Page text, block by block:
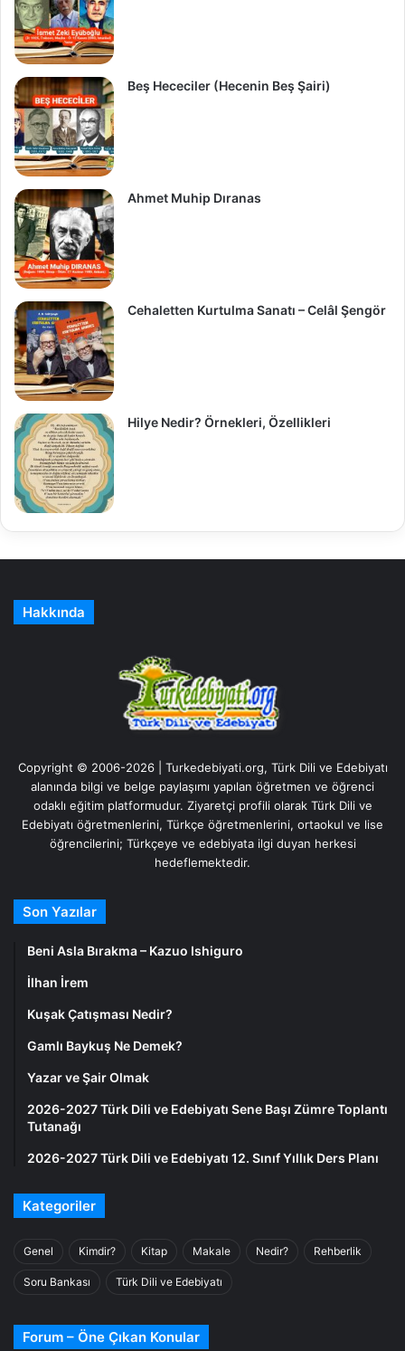
Beş Hececiler (Hecenin Beş Şairi)
Ahmet Muhip Dıranas
Cehaletten Kurtulma Sanatı – Celâl Şengör
Hilye Nedir? Örnekleri, Özellikleri
Hakkında
Copyright © 2006-2026 | Turkedebiyati.org, Türk Dili ve Edebiyatı
alanında bilgi ve belge paylaşımı yapılan öğretmen ve öğrenci
odaklı eğitim platformudur. Ziyaretçi profili olarak Türk Dili ve
Edebiyatı öğretmenlerini, Türkçe öğretmenlerini, ortaokul ve lise
öğrencilerini; Türkçeye ve edebiyata ilgi duyan herkesi
hedeflemektedir.
Son Yazılar
Beni Asla Bırakma – Kazuo Ishiguro
İlhan İrem
Kuşak Çatışması Nedir?
Gamlı Baykuş Ne Demek?
Yazar ve Şair Olmak
2026-2027 Türk Dili ve Edebiyatı Sene Başı Zümre Toplantı
Tutanağı
2026-2027 Türk Dili ve Edebiyatı 12. Sınıf Yıllık Ders Planı
Kategoriler
Genel Kimdir? Kitap Makale Nedir? Rehberlik
Soru Bankası Türk Dili ve Edebiyatı
Forum – Öne Çıkan Konular